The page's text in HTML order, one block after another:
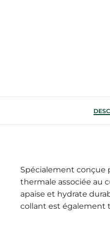
Spécialement conçue
thermale associée au
apaise et hydrate
collant est également